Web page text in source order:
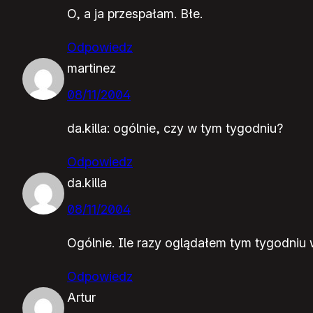
O, a ja przespałam. Błe.
Odpowiedz
martinez
08/11/2004
da.killa: ogólnie, czy w tym tygodniu?
Odpowiedz
da.killa
08/11/2004
Ogólnie. Ile razy oglądałem tym tygodniu
Odpowiedz
Artur